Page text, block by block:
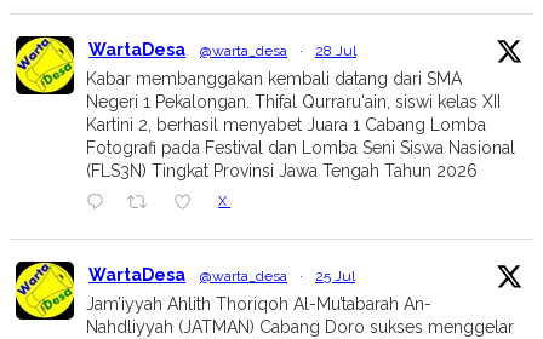
WartaDesa @warta_desa · 28 Jul
Kabar membanggakan kembali datang dari SMA
Negeri 1 Pekalongan. Thifal Qurraru'ain, siswi kelas XII
Kartini 2, berhasil menyabet Juara 1 Cabang Lomba
Fotografi pada Festival dan Lomba Seni Siswa Nasional
(FLS3N) Tingkat Provinsi Jawa Tengah Tahun 2026
X
WartaDesa @warta_desa · 25 Jul
Jam’iyyah Ahlith Thoriqoh Al-Mu’tabarah An-
Nahdliyyah (JATMAN) Cabang Doro sukses menggelar